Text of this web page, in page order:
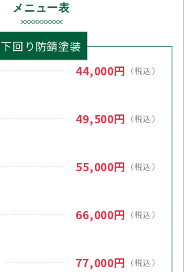
メニュー表
下回り防錆塗装
44,000円 （税込）
49,500円 （税込）
55,000円 （税込）
66,000円 （税込）
77,000円 （税込）